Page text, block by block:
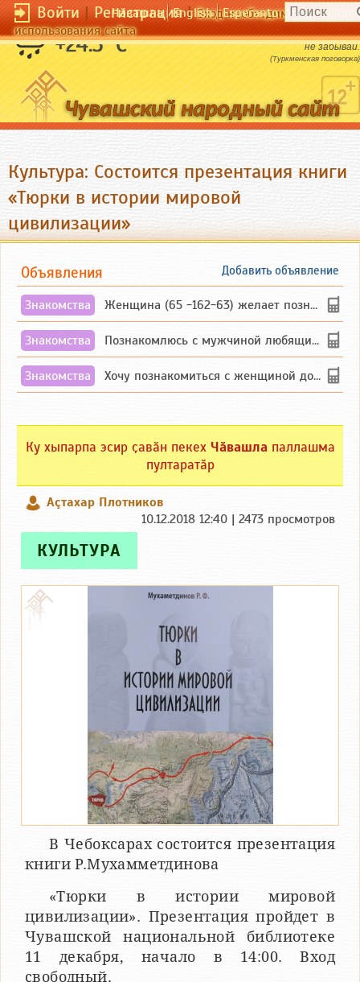
Войти|Регистрация|Вход необходим для
использования сайта
Чӑвашла English Esperanto
+24.3 °C
Дорогу выбирай любую, а родную страну
не забывай.
(Туркменская поговорка)
Культура: Состоится презентация книги
«Тюрки в истории мировой
цивилизации»
Добавить объявление
Объявления
Знакомства Женщина (65 -162-63) желает познакомиться с одиноким, добродушным, без вредных ...
Знакомства Познакомлюсь с мужчиной любящим танцевать и петь на родном чувашском языке
Знакомства Хочу познакомиться с женщиной до 55 лет чувашской или русской национальности дл...
Ку хыпарпа эсир ҫавӑн пекех Чӑвашла паллашма
пултаратӑр
Аçтахар Плотников
10.12.2018 12:40 | 2473 просмотров
КУЛЬТУРА
В Чебоксарах состоится презентация
книги Р.Мухамметдинова
«Тюрки в истории мировой
цивилизации». Презентация пройдет в
Чувашской национальной библиотеке
11 декабря, начало в 14:00. Вход
свободный.